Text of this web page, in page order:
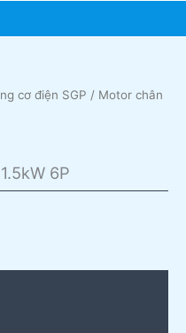
cơ điện SGP / Motor chân
6P